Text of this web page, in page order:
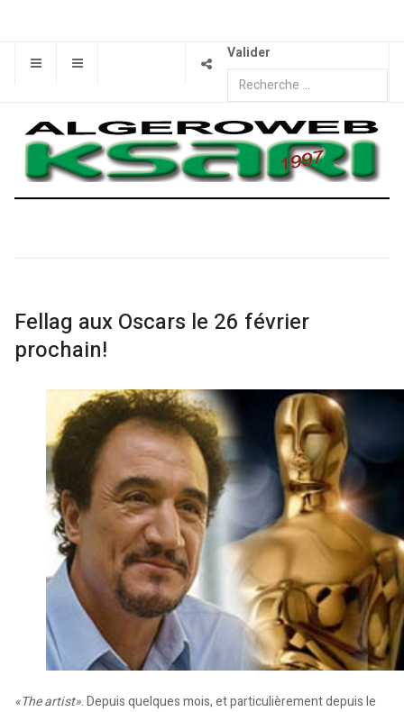
Valider
Fellag aux Oscars le 26 février
prochain!
«The artist». Depuis quelques mois, et particulièrement depuis le